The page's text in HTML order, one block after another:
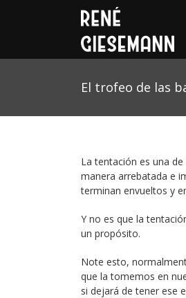
El trofeo de las
La tentación es una
manera arrebatada e
terminan envueltos y
Y no es que la
un propósito.
Note esto,
que la tomemos en
si dejará de tener ese